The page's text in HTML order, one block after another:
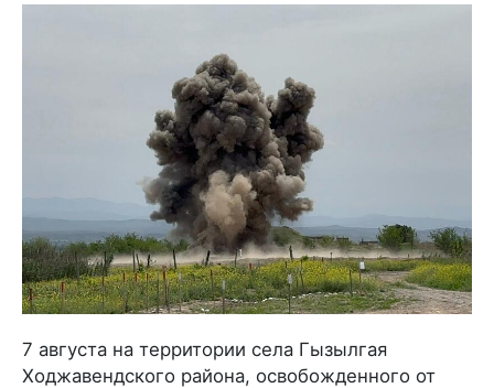
7 августа на территории села Гызылгая
Ходжавендского района, освобожденного от